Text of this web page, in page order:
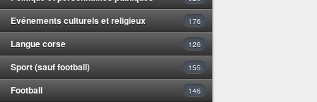
Evénements culturels et religieux 176
Langue corse 126
Sport (sauf football) 155
Football 146